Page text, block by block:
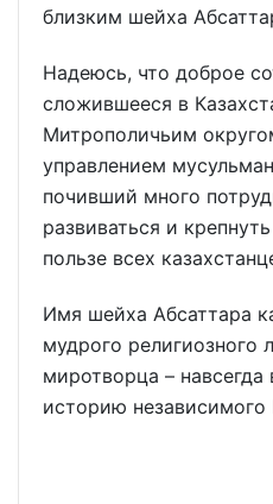
близким шейха
Надеюсь, что доброе
сложившееся в
Митрополичьим
управлением
почивший много
развиваться и
пользе всех
Имя шейха Абсаттара
мудрого религиозного
миротворца –
историю независимого